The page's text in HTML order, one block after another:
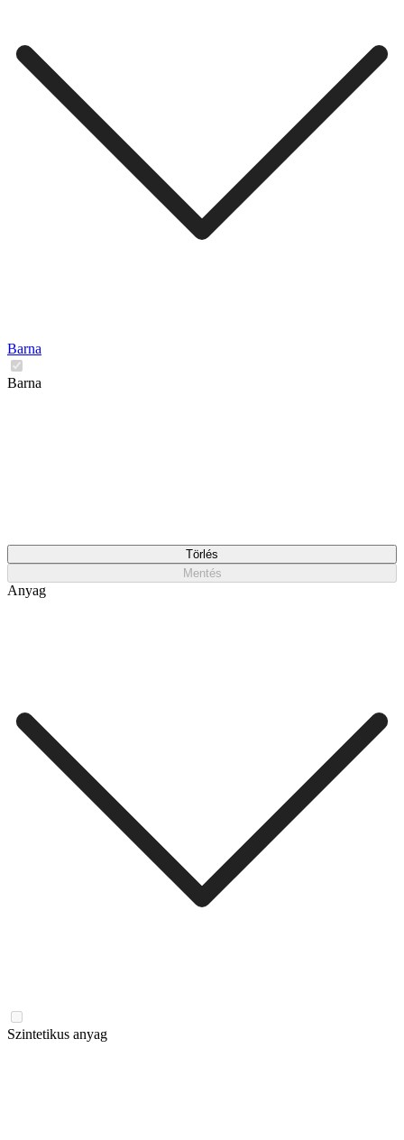
Barna
Barna
Törlés
Mentés
Anyag
Szintetikus anyag